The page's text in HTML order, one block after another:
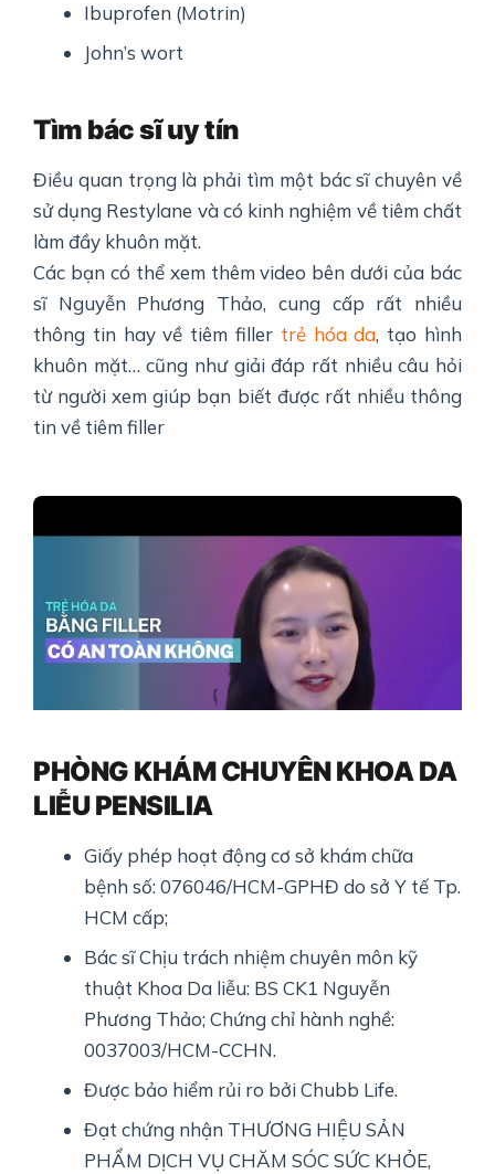
Ibuprofen (Motrin)
John’s wort
Tìm bác sĩ uy tín
Điều quan trọng là phải tìm một bác sĩ chuyên về
sử dụng Restylane và có kinh nghiệm về tiêm chất
làm đầy khuôn mặt.
Các bạn có thể xem thêm video bên dưới của bác
sĩ Nguyễn Phương Thảo, cung cấp rất nhiều
thông tin hay về tiêm filler trẻ hóa da, tạo hình
khuôn mặt… cũng như giải đáp rất nhiều câu hỏi
từ người xem giúp bạn biết được rất nhiều thông
tin về tiêm filler
PHÒNG KHÁM CHUYÊN KHOA DA
LIỄU PENSILIA
Giấy phép hoạt động cơ sở khám chữa
bệnh số: 076046/HCM-GPHĐ do sở Y tế Tp.
HCM cấp;
Bác sĩ Chịu trách nhiệm chuyên môn kỹ
thuật Khoa Da liễu: BS CK1 Nguyễn
Phương Thảo; Chứng chỉ hành nghề:
0037003/HCM-CCHN.
Được bảo hiểm rủi ro bởi Chubb Life.
Đạt chứng nhận THƯƠNG HIỆU SẢN
PHẨM DỊCH VỤ CHĂM SÓC SỨC KHỎE,